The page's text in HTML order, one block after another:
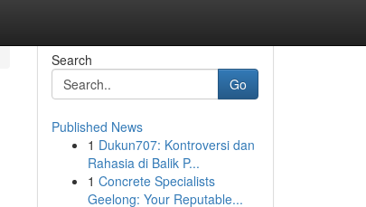
Search
Go
Published News
1 Dukun707: Kontroversi dan
Rahasia di Balik P...
1 Concrete Specialists
Geelong: Your Reputable...